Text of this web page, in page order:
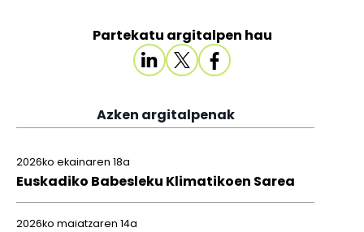
Partekatu argitalpen hau
Azken argitalpenak
2026ko ekainaren 18a
Euskadiko Babesleku Klimatikoen Sarea
2026ko maiatzaren 14a